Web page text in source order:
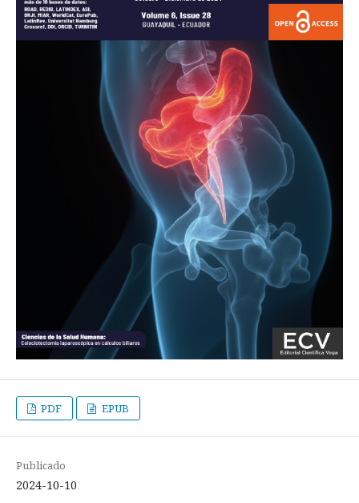
PDF EPUB
Publicado
2024-10-10